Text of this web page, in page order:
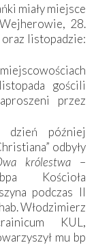
miały miejsce
28.
oraz listopadzie:
gościli
przez
później
odbyły
królestwa–
Kościoła
podczas II
Włodzimierz
KUL,
mu bp